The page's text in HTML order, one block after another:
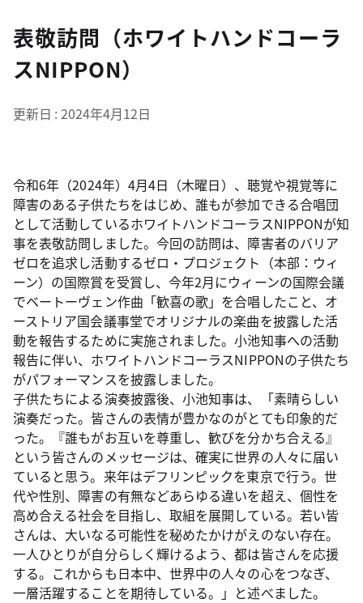
表敬訪問（ホワイトハンドコーラ
スNIPPON）
更新日 2024年4月12日
令和6年（2024年）4月4日（木曜日）、聴覚や視覚等に
障害のある子供たちをはじめ、誰もが参加できる合唱団
として活動しているホワイトハンドコーラスNIPPONが知
事を表敬訪問しました。今回の訪問は、障害者のバリア
ゼロを追求し活動するゼロ・プロジェクト（本部：ウィ
ーン）の国際賞を受賞し、今年2月にウィーンの国際会議
でベートーヴェン作曲「歓喜の歌」を合唱したこと、オ
ーストリア国会議事堂でオリジナルの楽曲を披露した活
動を報告するために実施されました。小池知事への活動
報告に伴い、ホワイトハンドコーラスNIPPONの子供たち
がパフォーマンスを披露しました。
子供たちによる演奏披露後、小池知事は、「素晴らしい
演奏だった。皆さんの表情が豊かなのがとても印象的だ
った。『誰もがお互いを尊重し、歓びを分かち合える』
という皆さんのメッセージは、確実に世界の人々に届い
ていると思う。来年はデフリンピックを東京で行う。世
代や性別、障害の有無などあらゆる違いを超え、個性を
高め合える社会を目指し、取組を展開している。若い皆
さんは、大いなる可能性を秘めたかけがえのない存在。
一人ひとりが自分らしく輝けるよう、都は皆さんを応援
する。これからも日本中、世界中の人々の心をつなぎ、
一層活躍することを期待している。」と述べました。